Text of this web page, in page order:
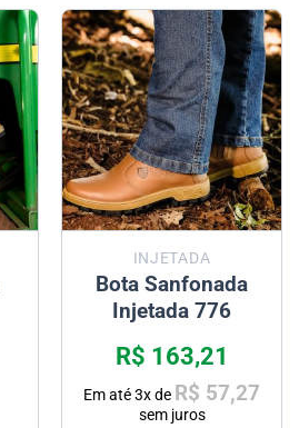
INJETADA
Bota Sanfonada
Injetada 776
R$ 163,21
Em até3x de R$ 57,27
sem juros